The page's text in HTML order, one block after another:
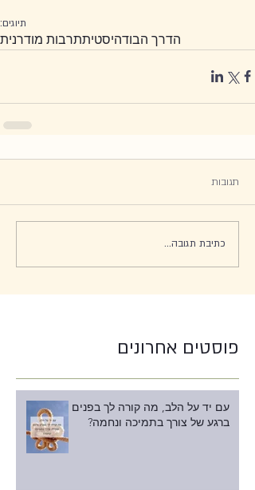
תיוגים:
הדרך הבודהיסטיתתרבות מודרנית
תגובות
כתיבת תגובה...
פוסטים אחרונים
עם יד על הלב, מה קורה לך בפנים
ברגע של צורך בתמיכה ונחמה?